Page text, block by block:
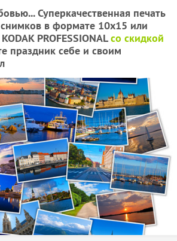
Суперкачественная печать
в формате 10х15 или
PROFESSIONALсо скидкой
праздник себе и своим